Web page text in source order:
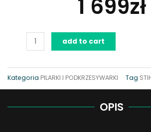
1 699zł
Pilarka
210
add to cart
Kategoria PILARKI I PODKRZESYWARKI Tag
OPIS